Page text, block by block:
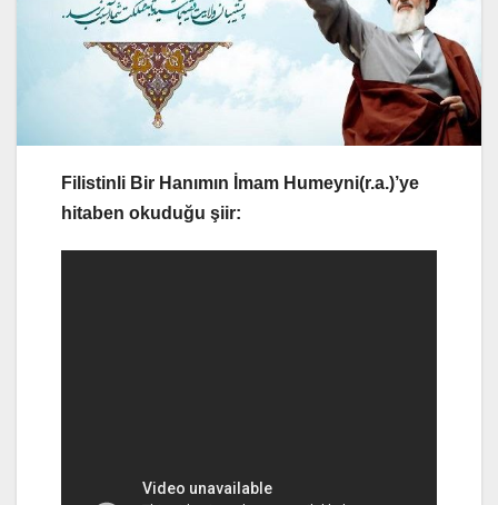
Filistinli Bir Hanımın İmam Humeyni(r.a.)’ye
hitaben okuduğu şiir: